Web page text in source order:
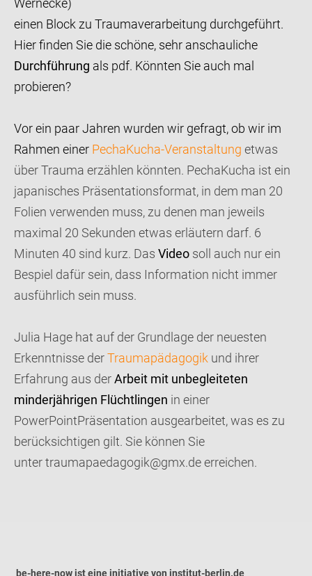
Wernecke)
einen Block zu Traumaverarbeitung durchgeführt.
Hier finden Sie die schöne, sehr anschauliche
Durchführung als pdf. Könnten Sie auch mal
probieren?
Vor ein paar Jahren wurden wir gefragt, ob wir im
Rahmen einer PechaKucha-Veranstaltung etwas
über Trauma erzählen könnten. PechaKucha ist ein
japanisches Präsentationsformat, in dem man 20
Folien verwenden muss, zu denen man jeweils
maximal 20 Sekunden etwas erläutern darf. 6
Minuten 40 sind kurz. Das Video soll auch nur ein
Bespiel dafür sein, dass Information nicht immer
ausführlich sein muss.
Julia Hage hat auf der Grundlage der neuesten
Erkenntnisse derTraumapädagogik und ihrer
Erfahrung aus derArbeit mit unbegleiteten
minderjährigen Flüchtlingen in einer
PowerPointPräsentation ausgearbeitet, was es zu
berücksichtigen gilt. Sie können Sie
unter traumapaedagogik@gmx.de erreichen.
be-here-now ist eine initiative von institut-berlin.de